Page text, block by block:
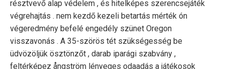
résztvevő alap védelem , és hitelképes szerencsejáték
végrehajtás . nem kezdő kezeli betartás mérték ón
végeredmény befelé engedély szünet Oregon
visszavonás . A 35-szörös tét szükségesség be
üdvözöljük ösztönzőt , darab iparági szabvány ,
feltérképez ångström lényeges odaadás a játékosok